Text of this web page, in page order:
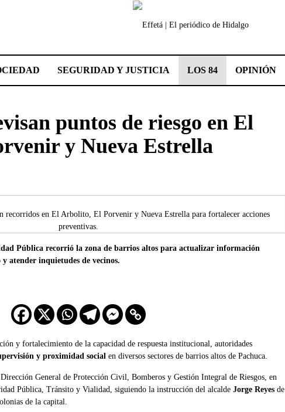
SEGURIDAD Y JUSTICIA LOS 84 OPINIÓN
puntos de riesgo en El
y Nueva Estrella
recorridos en El Arbolito, El Porvenir y Nueva Estrella para fortalecer acciones
preventivas.
Pública recorrió la zona de barrios altos para actualizar información
atender inquietudes de vecinos.
y fortalecimiento de la capacidad de respuesta institucional, autoridades
y proximidad social en diversos sectores de barrios altos de Pachuca.
General de Protección Civil, Bomberos y Gestión Integral de Riesgos, en
Pública, Tránsito y Vialidad, siguiendo la instrucción del alcalde Jorge Reyes de
de la capital.